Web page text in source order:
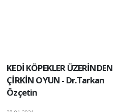
KEDİ KÖPEKLER ÜZERİNDEN
ÇİRKİN OYUN - Dr.Tarkan
Özçetin